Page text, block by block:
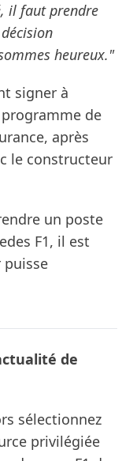
il faut prendre
heureux."
signer à
de
après
le constructeur
un poste
F1, il est
puisse
de
sélectionnez
privilégiée